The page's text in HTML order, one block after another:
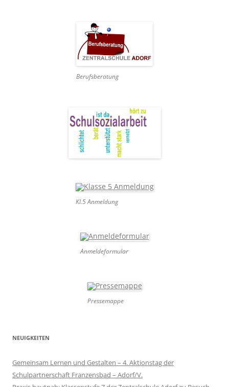
Berufsberatung
Kl.5 Anmeldung
Anmeldeformular
Pressemappe
NEUIGKEITEN
Gemeinsam Lernen und Gestalten – 4. Aktionstag der
Schulpartnerschaft Franzensbad – Adorf/V.